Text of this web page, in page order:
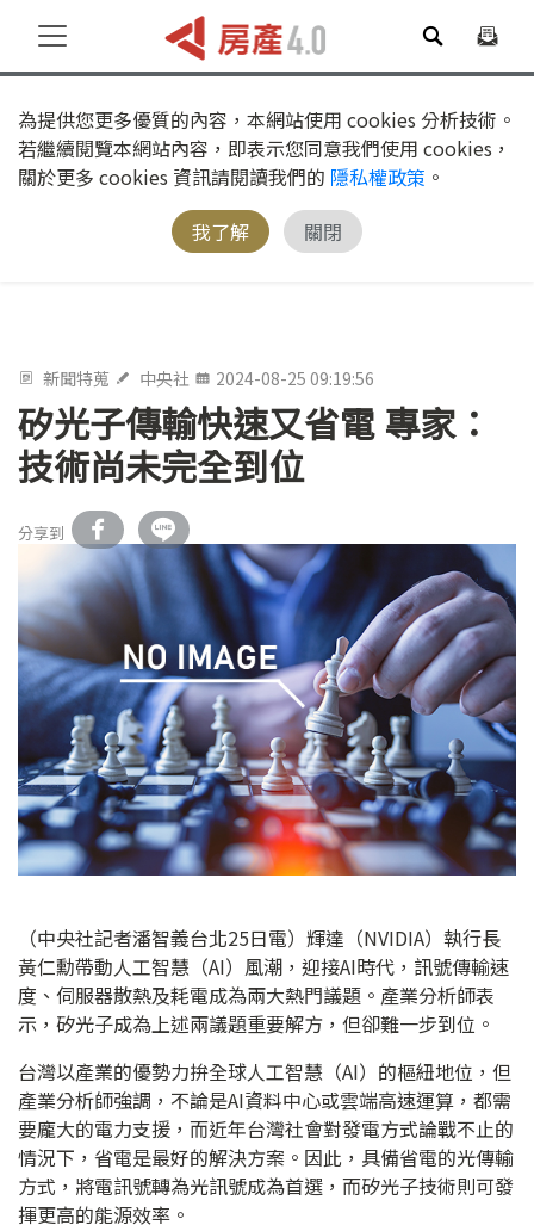
為提供您更多優質的內容，本網站使用 cookies 分析技術。
若繼續閱覽本網站內容，即表示您同意我們使用 cookies，
關於更多 cookies 資訊請閱讀我們的 隱私權政策 。
我了解
關閉
新聞特蒐 中央社 2024-08-25 09:19:56
矽光子傳輸快速又省電 專家：
技術尚未完全到位
分享到
（中央社記者潘智義台北25日電）輝達（NVIDIA）執行長
黃仁勳帶動人工智慧（AI）風潮，迎接AI時代，訊號傳輸速
度、伺服器散熱及耗電成為兩大熱門議題。產業分析師表
示，矽光子成為上述兩議題重要解方，但卻難一步到位。
台灣以產業的優勢力拚全球人工智慧（AI）的樞紐地位，但
產業分析師強調，不論是AI資料中心或雲端高速運算，都需
要龐大的電力支援，而近年台灣社會對發電方式論戰不止的
情況下，省電是最好的解決方案。因此，具備省電的光傳輸
方式，將電訊號轉為光訊號成為首選，而矽光子技術則可發
揮更高的能源效率。